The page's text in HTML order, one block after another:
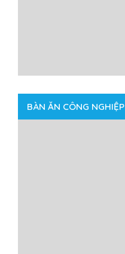
BÀN ĂN CÔNG NGHIỆP